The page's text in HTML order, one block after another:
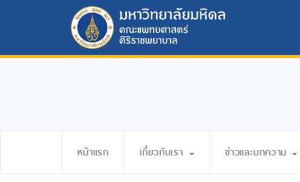
หน้าแรก เกี่ยวกับเรา ข่าวและบทความ